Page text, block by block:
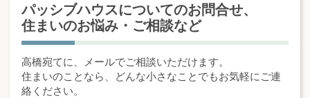
パッシブハウスについてのお問合せ、
住まいのお悩み・ご相談など
高橋宛てに、メールでご相談いただけます。
住まいのことなら、どんな小さなことでもお気軽にご連
絡ください。